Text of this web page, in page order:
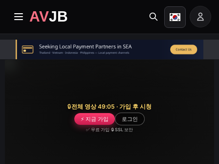
AVJB
홈
프리미엄 동영상
🔒전체 영상 49:05 · 가입 후 시청
⚡ 지금 가입 로그인
✅ 무료 가입·🔒 SSL 보안